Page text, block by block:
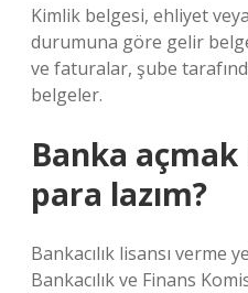
Kimlik belgesi, ehliyet
durumuna göre gelir
ve faturalar, şube
belgeler.
Banka
para lazım?
Bankacılık lisansı verme
Bankacılık ve Finans